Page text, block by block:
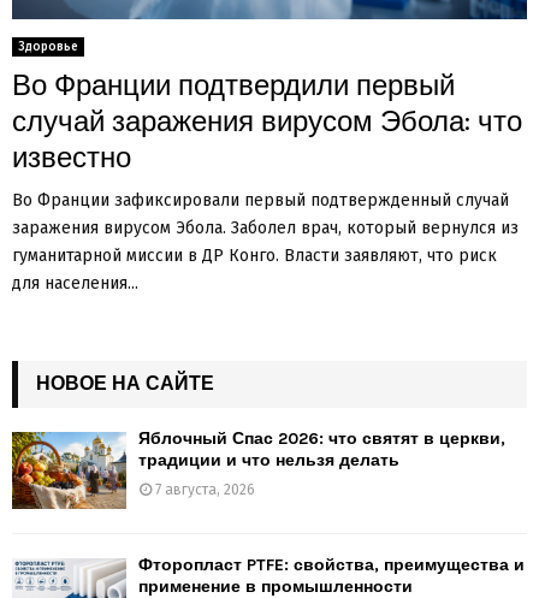
Здоровье
Во Франции подтвердили первый
случай заражения вирусом Эбола: что
известно
Во Франции зафиксировали первый подтвержденный случай
заражения вирусом Эбола. Заболел врач, который вернулся из
гуманитарной миссии в ДР Конго. Власти заявляют, что риск
для населения...
НОВОЕ НА САЙТЕ
Яблочный Спас 2026: что святят в церкви,
традиции и что нельзя делать
7 августа, 2026
Фторопласт PTFE: свойства, преимущества и
применение в промышленности